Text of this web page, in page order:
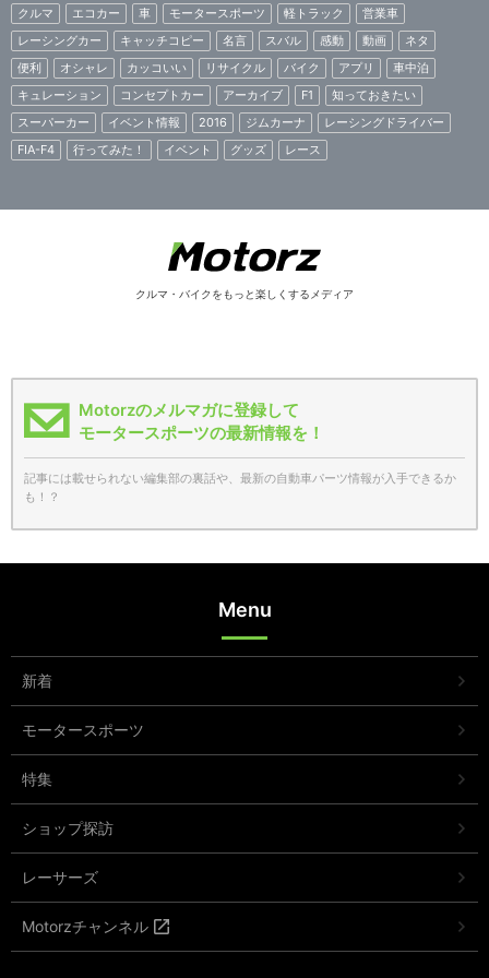
クルマ エコカー 車 モータースポーツ 軽トラック
営業車
レーシングカー
キャッチコピー 名言 スバル 感動 動画
ネタ
便利
オシャレ カッコいい リサイクル バイク アプリ
車中泊
キュレーション
コンセプトカー アーカイブ F1
知っておきたい
スーパーカー
イベント情報 2016 ジムカーナ
レーシングドライバー
FIA-F4
行ってみた！ イベント グッズ レース
クルマ・バイクをもっと楽しくするメディア
Motorzのメルマガに登録して
モータースポーツの最新情報を！
記事には載せられない編集部の裏話や、最新の自動車パーツ情報が入手できるか
も！？
Menu
新着
モータースポーツ
特集
ショップ探訪
レーサーズ
Motorzチャンネル